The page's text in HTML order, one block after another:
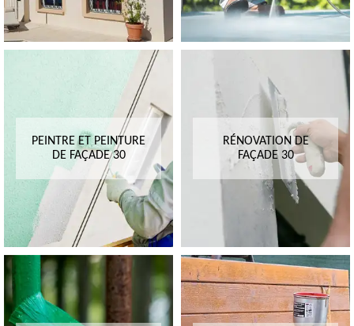
PEINTRE ET PEINTURE
DE FAÇADE 30
RÉNOVATION DE
FAÇADE 30